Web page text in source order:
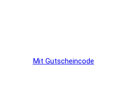
Mit Gutscheincode